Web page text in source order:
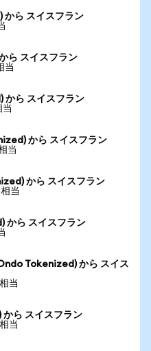
ら スイスフラン
ら スイスフラン
当
ら スイスフラン
当
から スイスフラン
当
から スイスフラン
当
から スイスフラン
Tokenized) から スイス
当
ら スイスフラン
当